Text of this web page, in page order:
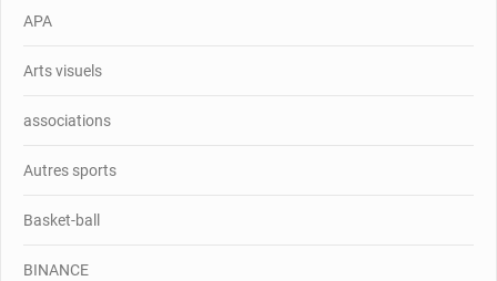
APA
Arts visuels
associations
Autres sports
Basket-ball
BINANCE